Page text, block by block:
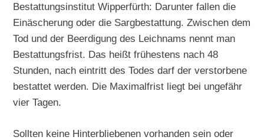
Bestattungsinstitut Wipperfürth: Darunter fallen die
Einäscherung oder die Sargbestattung. Zwischen dem
Tod und der Beerdigung des Leichnams nennt man
Bestattungsfrist. Das heißt frühestens nach 48
Stunden, nach eintritt des Todes darf der verstorbene
bestattet werden. Die Maximalfrist liegt bei ungefähr
vier Tagen.
Sollten keine Hinterbliebenen vorhanden sein oder